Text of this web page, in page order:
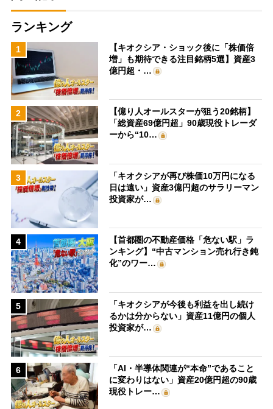
ランキング
1
【キオクシア・ショック後に「株価倍
増」も期待できる注目銘柄5選】資産3
億円超・…
2
【億り人オールスターが狙う20銘柄】
「総資産69億円超」90歳現役トレーダ
ーから“10…
3
「キオクシアが再び株価10万円になる
日は遠い」資産3億円超のサラリーマン
投資家が…
4
【首都圏の不動産価格「危ない駅」ラ
ンキング】“中古マンション売れ行き鈍
化”のワー…
5
「キオクシアが今後も利益を出し続け
るかは分からない」資産11億円の個人
投資家が…
6
「AI・半導体関連が“本命”であること
に変わりはない」資産20億円超の90歳
現役トレー…